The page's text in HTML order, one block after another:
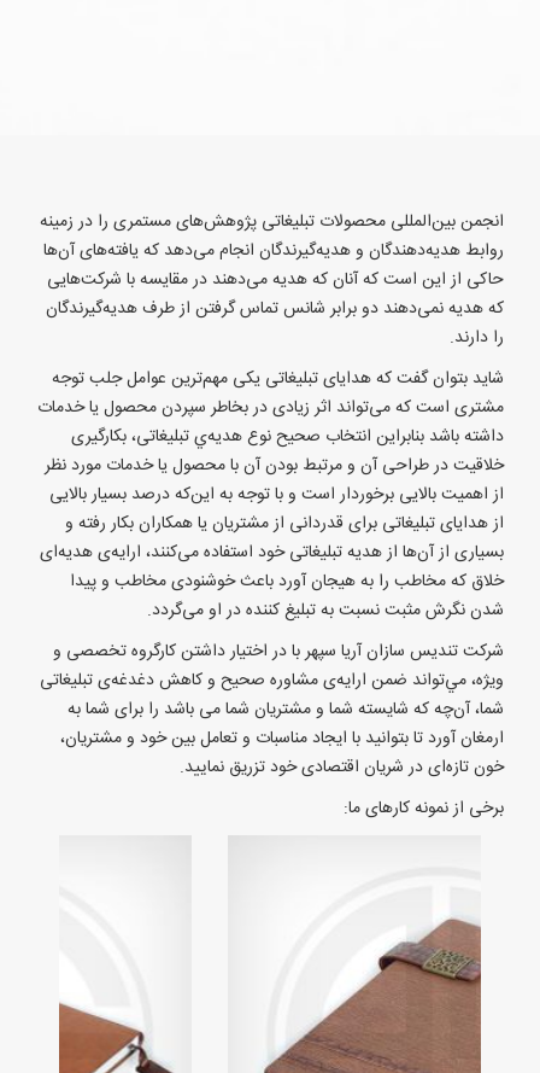
انجمن بین‌المللی محصولات تبلیغاتی پژوهش‌های مستمری را در زمینه
روابط هدیه‌دهندگان و هدیه‌گیرندگان انجام می‌‌دهد که یافته‌های آن‌ها
حاکی از این است که آنان که هدیه می‌‌دهند در مقایسه با شرکت‌هایی
که هدیه نمی‌‌دهند دو برابر شانس تماس گرفتن از طرف هدیه‌گیرندگان
را دارند.
شاید بتوان گفت که هدایای تبلیغاتی یکی مهم‌ترین عوامل جلب توجه
مشتری است که می‌تواند اثر زیادی در بخاطر سپردن محصول یا خدمات
داشته باشد بنابراین انتخاب صحیح نوع هدیه‌ي تبلیغاتی، بکارگیری
خلاقیت در طراحی آن و مرتبط بودن آن با محصول یا خدمات مورد نظر
از اهمیت بالایی برخوردار است و با توجه به این‌که درصد بسیار بالایی
از هدایای تبلیغاتی برای قدردانی از مشتریان یا همکاران بکار رفته و
بسیاری از آن‌ها از هدیه تبلیغاتی خود استفاده می‌کنند، ارايه‌ی هدیه‌ای
خلاق که مخاطب را به هیجان آورد باعث خوشنودی مخاطب و پیدا
شدن نگرش مثبت نسبت به تبلیغ کننده در او می‌گردد.
شرکت تندیس سازان آریا سپهر با در اختيار داشتن كارگروه تخصصی و
ويژه، مي‌تواند ضمن ارايه‌ی مشاوره صحيح و كاهش دغدغه‌ی تبليغاتی
شما، آن‌چه كه شايسته شما و مشتريان شما می باشد را برای شما به
ارمغان آورد تا بتوانيد با ايجاد مناسبات و تعامل بين خود و مشتريان،
خون تازه‌ای در شريان اقتصادی خود تزريق نماييد.
برخی از نمونه کارهای ما: